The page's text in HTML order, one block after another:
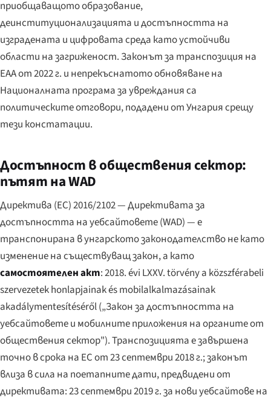
приобщаващото образование,
деинституционализацията и достъпността на
изградената и цифровата среда като устойчиви
области на загриженост. Законът за транспозиция на
EAA от 2022 г. и непрекъснатото обновяване на
Националната програма за увреждания са
политическите отговори, подадени от Унгария срещу
тези констатации.
Достъпност в обществения сектор:
пътят на WAD
Директива (ЕС) 2016/2102 — Директивата за
достъпността на уебсайтовете (WAD) — е
транспонирана в унгарското законодателство не като
изменение на съществуващ закон, а като
самостоятелен акт:2018. évi LXXV. törvény a közszférabeli
szervezetek honlapjainak és mobilalkalmazásainak
akadálymentesítéséről(„Закон за достъпността на
уебсайтовете и мобилните приложения на органите от
обществения сектор"). Транспозицията е завършена
точно в срока на ЕС от 23 септември 2018 г.; законът
влиза в сила на поетапните дати, предвидени от
директивата: 23 септември 2019 г. за нови уебсайтове на